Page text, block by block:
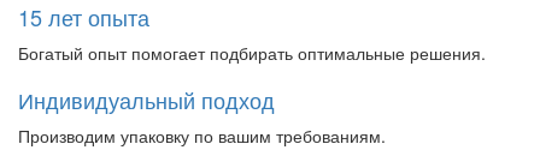
15 лет опыта
Богатый опыт помогает подбирать оптимальные решения.
Индивидуальный подход
Производим упаковку по вашим требованиям.